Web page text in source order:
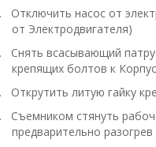
Отключить насос от
от Электродвигателя)
Снять всасывающий
крепящих болтов к
Открутить литую гайку
Съемником стянуть
предварительно